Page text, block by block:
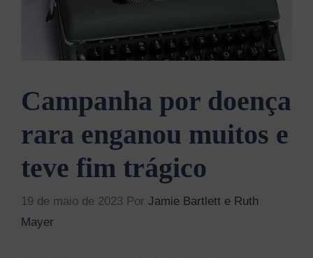
Campanha por doença
rara enganou muitos e
teve fim trágico
19 de maio de 2023 Por Jamie Bartlett e Ruth
Mayer